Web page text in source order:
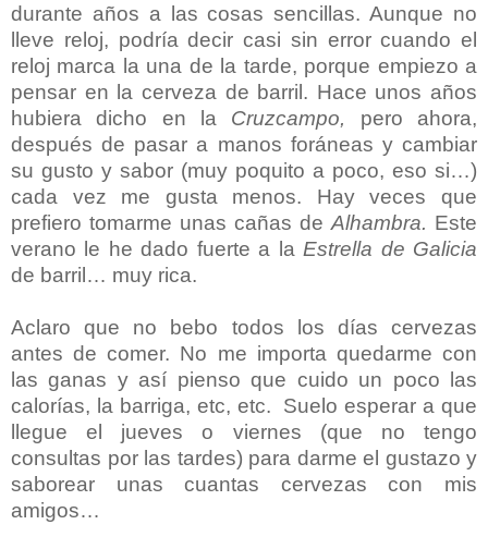
durante años a las cosas sencillas. Aunque no
lleve reloj, podría decir casi sin error cuando el
reloj marca la una de la tarde, porque empiezo a
pensar en la cerveza de barril. Hace unos años
hubiera dicho en la Cruzcampo,
pero ahora,
después de pasar a manos foráneas y cambiar
su gusto y sabor (muy poquito a poco, eso si…)
cada vez me gusta menos. Hay veces que
prefiero tomarme unas cañas de Alhambra. Este
verano le he dado fuerte a la Estrella de Galicia
de barril… muy rica.
Aclaro que no bebo todos los días cervezas
antes de comer. No me importa quedarme con
las ganas y así pienso que cuido un poco las
calorías, la barriga, etc, etc.
Suelo esperar a que
llegue el jueves o viernes (que no tengo
consultas por las tardes) para darme el gustazo y
saborear unas cuantas cervezas con mis
amigos…